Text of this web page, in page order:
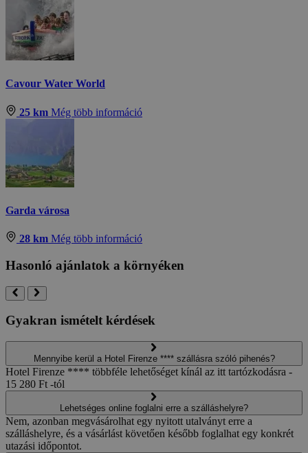
Cavour Water World
25 km Még több információ
Garda városa
28 km Még több információ
Hasonló ajánlatok a környéken
Gyakran ismételt kérdések
Mennyibe kerül a Hotel Firenze **** szállásra szóló pihenés?
Hotel Firenze **** többféle lehetőséget kínál az itt tartózkodásra -
15 280 Ft -tól
Lehetséges online foglalni erre a szálláshelyre?
Nem, azonban megvásárolhat egy nyitott utalványt erre a
szálláshelyre, és a vásárlást követően később foglalhat egy konkrét
utazási időpontot.